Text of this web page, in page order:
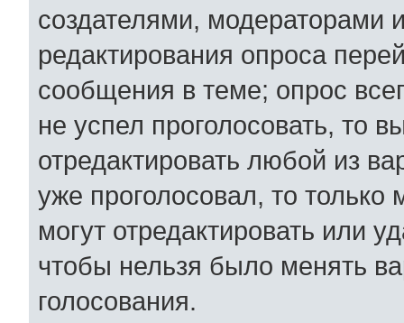
создателями, модераторами
редактирования опроса
сообщения в теме; опрос
не успел проголосовать, то
отредактировать любой из
уже проголосовал, то
могут отредактировать или
чтобы нельзя было менять
голосования.